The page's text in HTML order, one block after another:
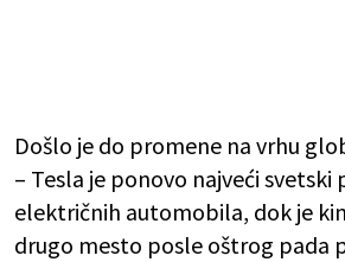
Došlo je do promene na vrhu
– Tesla je ponovo najveći svetski
električnih automobila, dok je
drugo mesto posle oštrog pada